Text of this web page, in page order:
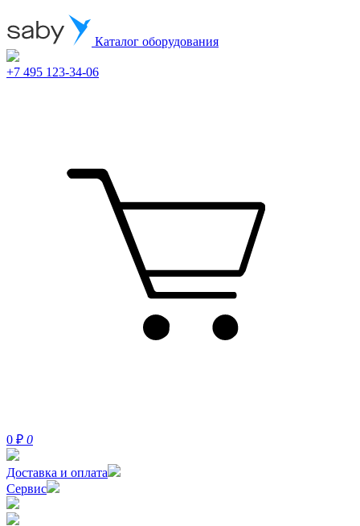
Каталог оборудования
+7 495 123-34-06
0 ₽ 0
Доставка и оплата
Сервис